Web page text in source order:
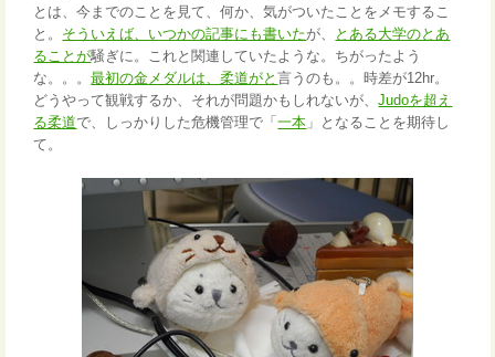
とは、今までのことを見て、何か、気がついたことをメモするこ
と。 そういえば、いつかの記事にも書いたが、
とある大学のとあ
ることが騒ぎに。これと関連していたような。ちがったよう
な。。。最初の金メダルは、柔道がと言うのも。。時差が12hr。
どうやって観戦するか、それが問題かもしれないが、Judoを超え
る柔道で、しっかりした危機管理で「一本 」となることを期待し
て。